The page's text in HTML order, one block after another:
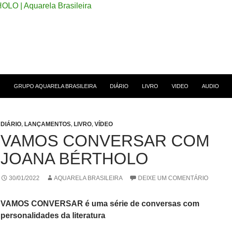
GRUPO AQUARELA BRASILEIRA
DIÁRIO LIVRO VIDEO AUDIO
DIÁRIO, LANÇAMENTOS, LIVRO, VÍDEO
VAMOS CONVERSAR COM
JOANA BÉRTHOLO
30/01/2022 AQUARELA BRASILEIRA DEIXE UM COMENTÁRIO
VAMOS CONVERSAR é uma série de conversas com
personalidades da literatura